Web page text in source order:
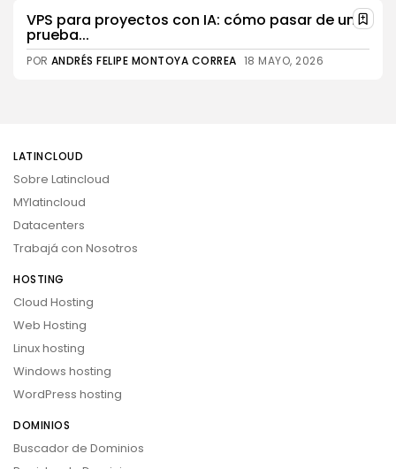
VPS para proyectos con IA: cómo pasar de una
prueba...
POR ANDRÉS FELIPE MONTOYA CORREA 18 MAYO, 2026
LATINCLOUD
Sobre Latincloud
MYlatincloud
Datacenters
Trabajá con Nosotros
HOSTING
Cloud Hosting
Web Hosting
Linux hosting
Windows hosting
WordPress hosting
DOMINIOS
Buscador de Dominios